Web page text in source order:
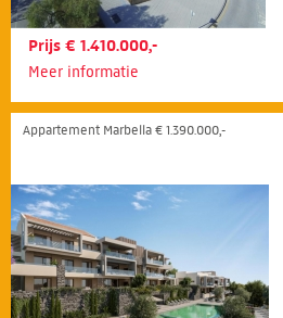
Prijs € 1.410.000,-
Meer informatie
Appartement Marbella € 1.390.000,-